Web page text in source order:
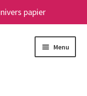
papier
Menu